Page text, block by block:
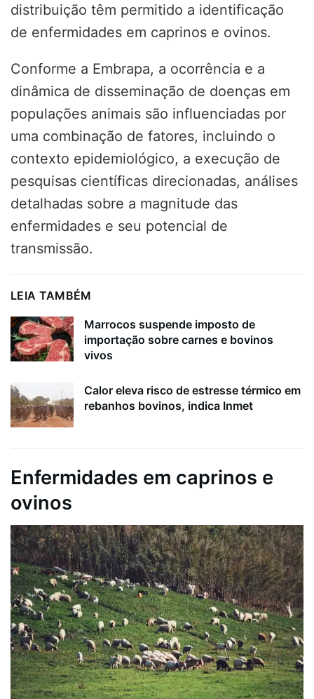
distribuição têm permitido a identificação
de enfermidades em caprinos e ovinos.
Conforme a Embrapa, a ocorrência e a
dinâmica de disseminação de doenças em
populações animais são influenciadas por
uma combinação de fatores, incluindo o
contexto epidemiológico, a execução de
pesquisas científicas direcionadas, análises
detalhadas sobre a magnitude das
enfermidades e seu potencial de
transmissão.
LEIA TAMBÉM
Marrocos suspende imposto de
importação sobre carnes e bovinos
vivos
Calor eleva risco de estresse térmico em
rebanhos bovinos, indica Inmet
Enfermidades em caprinos e
ovinos